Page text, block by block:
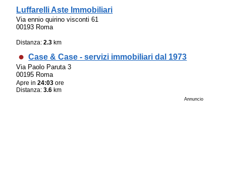
Luffarelli Aste Immobiliari
Via ennio quirino visconti 61
00193 Roma
Distanza:2.3 km
Case & Case - servizi immobiliari dal 1973
Via Paolo Paruta 3
00195 Roma
Apre in24:03 ore
Distanza:3.6 km
Annuncio